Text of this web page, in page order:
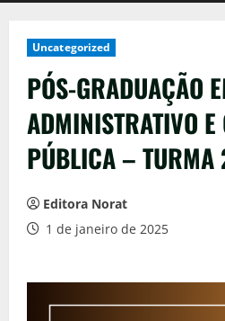
Uncategorized
PÓS-GRADUAÇÃO
ADMINISTRATIVO E
PÚBLICA –
Editora Norat
1 de janeiro de 2025